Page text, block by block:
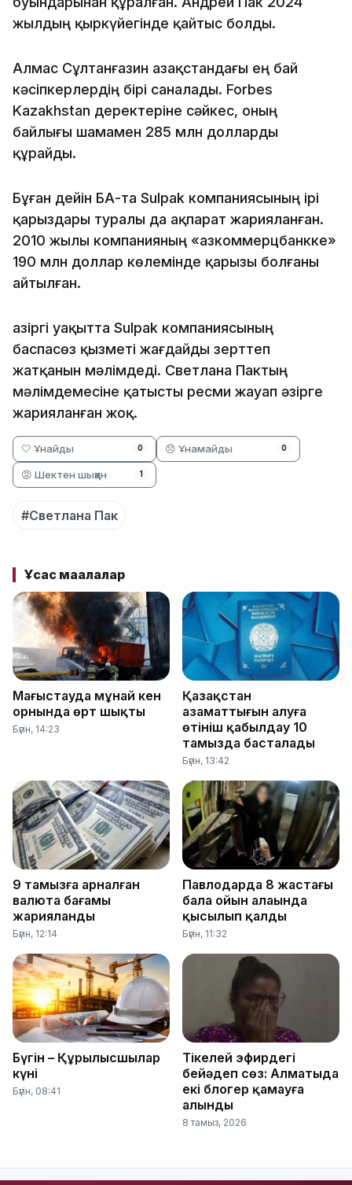
жылдың қыркүйегінде қайтыс болды.
Алмас Сұлтанғазин Қазақстандағы ең бай
кәсіпкерлердің бірі саналады. Forbes
Kazakhstan деректеріне сәйкес, оның
байлығы шамамен 285 млн долларды
құрайды.
Бұған дейін БАҚ-та Sulpak компаниясының ірі
қарыздары туралы да ақпарат жарияланған.
2010 жылы компанияның «Қазкоммерцбанкке»
190 млн доллар көлемінде қарызы болғаны
айтылған.
Қазіргі уақытта Sulpak компаниясының
баспасөз қызметі жағдайды зерттеп
жатқанын мәлімдеді. Светлана Пактың
мәлімдемесіне қатысты ресми жауап әзірге
жарияланған жоқ.
🤍 Ұнайды 0 😞 Ұнамайды 0
😡 Шектен шыққан 1
#Светлана Пак
Ұқсас мақалалар
Маңғыстауда мұнай кен
орнында өрт шықты
Бүгін, 14:23
Қазақстан
азаматтығын алуға
өтініш қабылдау 10
тамызда басталады
Бүгін, 13:42
9 тамызға арналған
валюта бағамы
жарияланды
Бүгін, 12:14
Павлодарда 8 жастағы
бала ойын алаңында
қысылып қалды
Бүгін, 11:32
Бүгін – Құрылысшылар
күні
Бүгін, 08:41
Тікелей эфирдегі
бейәдеп сөз: Алматыда
екі блогер қамауға
алынды
8 тамыз, 2026